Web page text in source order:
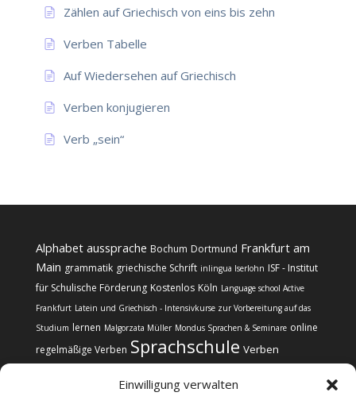
Einwilligung verwalten
Zählen auf Griechisch von eins bis zehn
Verben Tabelle
Auf Wiedersehen auf Griechisch
Verben konjugieren
Verb „sein“
Alphabet aussprache Bochum Dortmund Frankfurt am
Main grammatik griechische Schrift inlingua Iserlohn ISF - Institut
für Schulische Förderung Kostenlos Köln Language school Active
Frankfurt Latein und Griechisch - Intensivkurse zur Vorbereitung auf das
Studium lernen Malgorzata Müller Mondus Sprachen & Seminare online
regelmäßige Verben Sprachschule Verben